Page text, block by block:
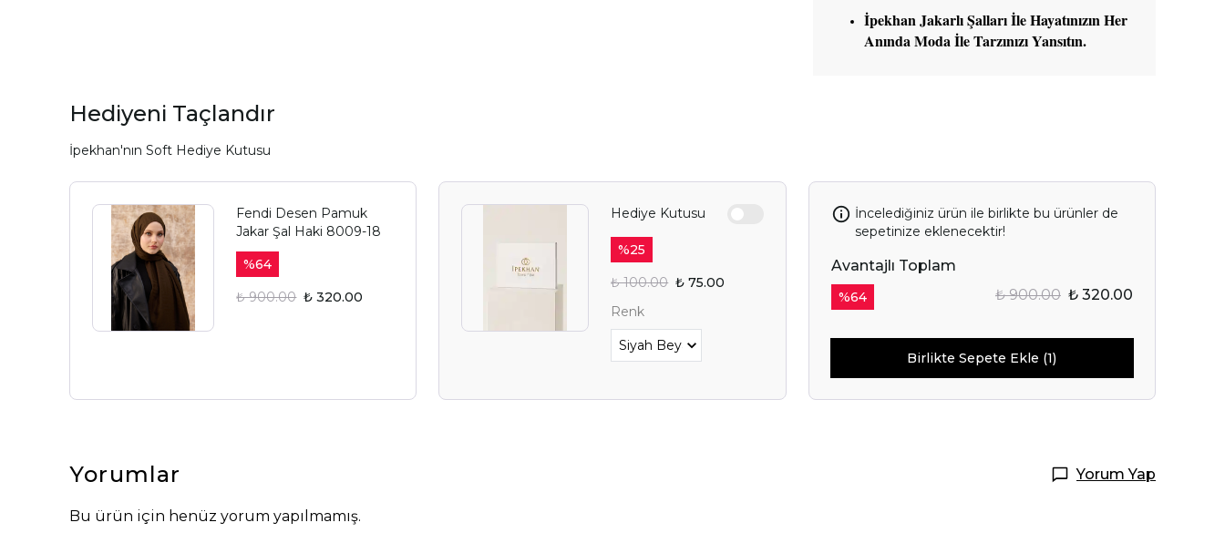
İpekhan Jakarlı Şalları İle Hayatınızın Her
Anında Moda İle Tarzınızı Yansıtın.
Hediyeni Taçlandır
İpekhan'nın Soft Hediye Kutusu
Fendi Desen Pamuk
Jakar Şal Haki 8009-18
%64
₺ 900.00 ₺ 320.00
Hediye Kutusu
%25
₺ 100.00 ₺ 75.00
Renk
İncelediğiniz ürün ile birlikte bu ürünler de
sepetinize eklenecektir!
Avantajlı Toplam
%64 ₺ 900.00 ₺ 320.00
Birlikte Sepete Ekle (1)
Yorumlar Yorum Yap
Bu ürün için henüz yorum yapılmamış.